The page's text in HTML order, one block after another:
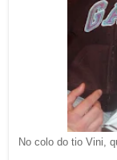
No colo do tio Vini,